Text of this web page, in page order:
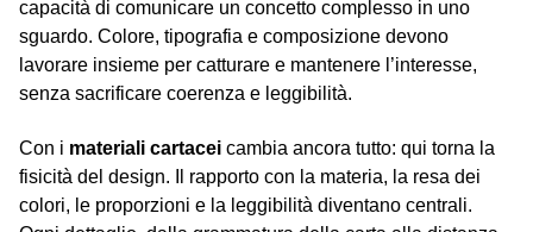
capacità di comunicare un concetto complesso in uno
sguardo. Colore, tipografia e composizione devono
lavorare insieme per catturare e mantenere l’interesse,
senza sacrificare coerenza e leggibilità.
Con i materiali cartacei cambia ancora tutto: qui torna la
fisicità del design. Il rapporto con la materia, la resa dei
colori, le proporzioni e la leggibilità diventano centrali.